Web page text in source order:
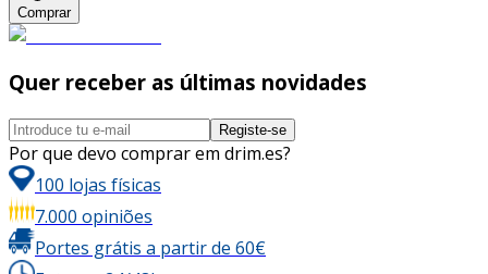
Comprar
Quer receber as últimas novidades
Registe-se
Por que devo comprar em drim.es?
100 lojas físicas
7.000 opiniões
Portes grátis a partir de 60€